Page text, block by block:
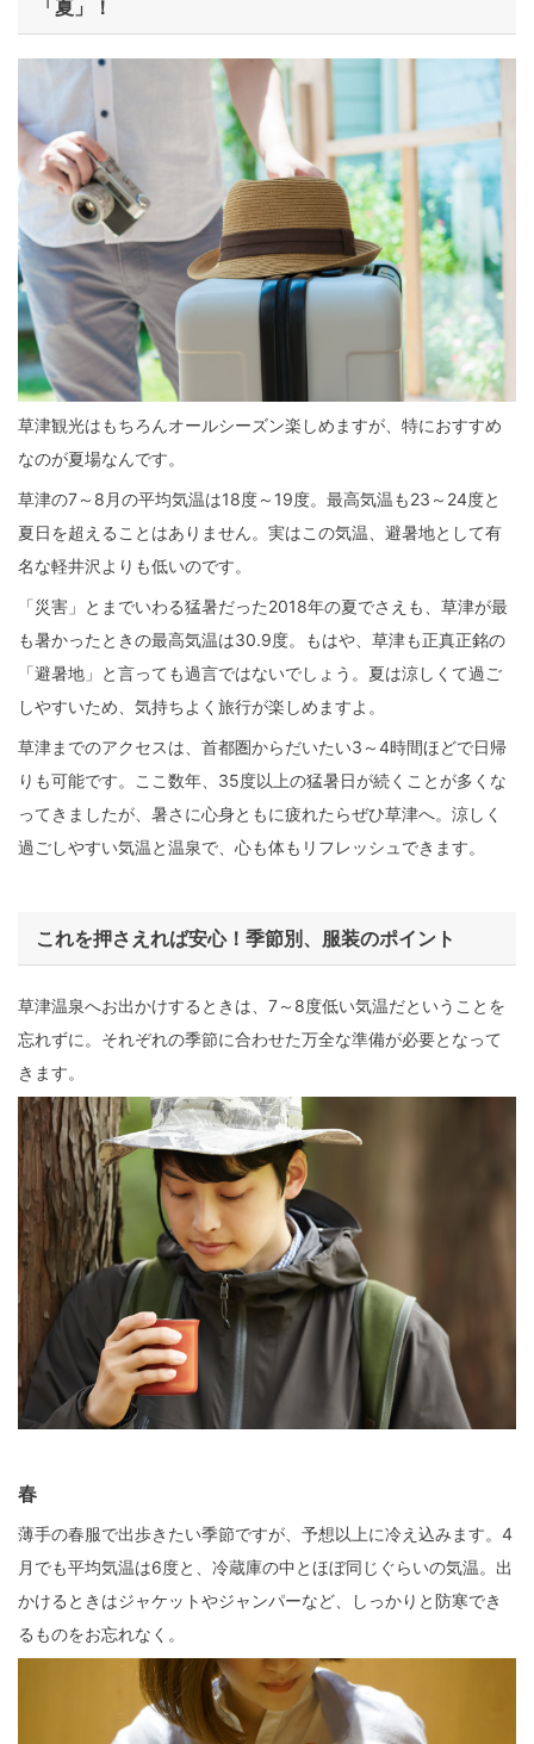
「夏」！
草津観光はもちろんオールシーズン楽しめますが、特におすすめ
なのが夏場なんです。
草津の7～8月の平均気温は18度～19度。最高気温も23～24度と
夏日を超えることはありません。実はこの気温、避暑地として有
名な軽井沢よりも低いのです。
「災害」とまでいわる猛暑だった2018年の夏でさえも、草津が最
も暑かったときの最高気温は30.9度。もはや、草津も正真正銘の
「避暑地」と言っても過言ではないでしょう。夏は涼しくて過ご
しやすいため、気持ちよく旅行が楽しめますよ。
草津までのアクセスは、首都圏からだいたい3～4時間ほどで日帰
りも可能です。ここ数年、35度以上の猛暑日が続くことが多くな
ってきましたが、暑さに心身ともに疲れたらぜひ草津へ。涼しく
過ごしやすい気温と温泉で、心も体もリフレッシュできます。
これを押さえれば安心！季節別、服装のポイント
草津温泉へお出かけするときは、7～8度低い気温だということを
忘れずに。それぞれの季節に合わせた万全な準備が必要となって
きます。
春
薄手の春服で出歩きたい季節ですが、予想以上に冷え込みます。4
月でも平均気温は6度と、冷蔵庫の中とほぼ同じぐらいの気温。出
かけるときはジャケットやジャンパーなど、しっかりと防寒でき
るものをお忘れなく。